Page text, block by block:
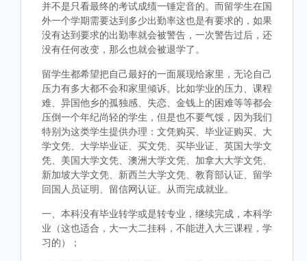
并不是只看最终的考试成绩一锤定音的。而留学生在国
外一个学期需要达到多少出勤率这也是有要求的，如果
没有达到要求的出勤率就会被警告，一次警告过后，还
没有任何改变，那么也就会被退学了。
留学生都希望把自己最好的一面展现给家里，无论自己
压力有多大都不会和家里倾诉。比如学业的压力、课程
难、异国他乡的孤独感、失恋、金钱上的困难等等都会
压倒一个年纪尚轻的学生，但是也不要气馁，因为我们
特别为这类学生提供办理：文凭购买、毕业证购买、大
学文凭、大学毕业证、买文凭、买毕业证、英国大学文
凭、美国大学文凭、澳洲大学文凭、加拿大大学文凭、
新加坡大学文凭、新西兰大学文凭、教育部认证、留学
回国人员证明、留信网认证。从而完成就业。
一、本科没有毕业转学或是转专业，继续完成，本科学
业（这也适合，大一大二挂科，不能进入大三课程，学
习的）；